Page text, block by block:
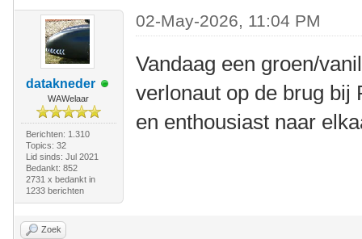
datakneder
WAWelaar
Berichten: 1.310
Topics: 32
Lid sinds: Jul 2021
Bedankt: 852
2731 x bedankt in
1233 berichten
02-May-2026, 11:04 PM
Vandaag een groen/
verlonaut op de brug bij
en enthousiast naar
Zoek